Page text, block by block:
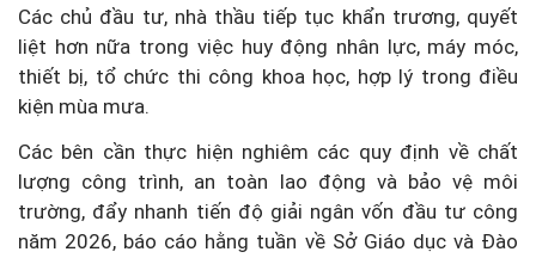
Các chủ đầu tư, nhà thầu tiếp tục khẩn trương, quyết
liệt hơn nữa trong việc huy động nhân lực, máy móc,
thiết bị, tổ chức thi công khoa học, hợp lý trong điều
kiện mùa mưa.
Các bên cần thực hiện nghiêm các quy định về chất
lượng công trình, an toàn lao động và bảo vệ môi
trường, đẩy nhanh tiến độ giải ngân vốn đầu tư công
năm 2026, báo cáo hằng tuần về Sở Giáo dục và Đào